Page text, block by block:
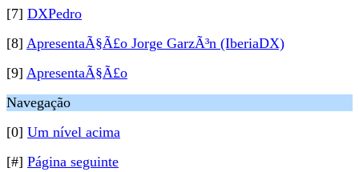
[7] DXPedro
[8] ApresentaÃ§Ã£o Jorge GarzÃ³n (IberiaDX)
[9] ApresentaÃ§Ã£o
Navegação
[0] Um nível acima
[#] Página seguinte